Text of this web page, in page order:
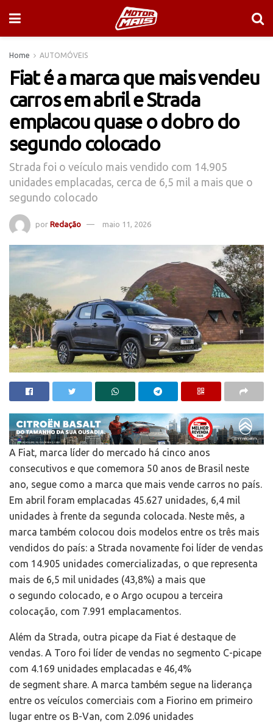
Home AUTOMÓVEIS
Fiat é a marca que mais vendeu
carros em abril e Strada
emplacou quase o dobro do
segundo colocado
Strada foi o veículo mais vendido com 14.905
unidades emplacadas, cerca de 6,5 mil a mais que o
segundo colocado
por Redação maio 11, 2026
A Fiat, marca líder do mercado há cinco anos
consecutivos e que comemora 50 anos de Brasil neste
ano, segue como a marca que mais vende carros no país.
Em abril foram emplacadas 45.627 unidades, 6,4 mil
unidades à frente da segunda colocada. Neste mês, a
marca também colocou dois modelos entre os três mais
vendidos do país: a Strada novamente foi líder de vendas
com 14.905 unidades comercializadas, o que representa
mais de 6,5 mil unidades (43,8%) a mais que
o segundo colocado, e o Argo ocupou a terceira
colocação, com 7.991 emplacamentos.
Além da Strada, outra picape da Fiat é destaque de
vendas. A Toro foi líder de vendas no segmento C-picape
com 4.169 unidades emplacadas e 46,4%
de segment share. A marca também segue na liderança
entre os veículos comerciais com a Fiorino em primeiro
lugar entre os B-Van, com 2.096 unidades